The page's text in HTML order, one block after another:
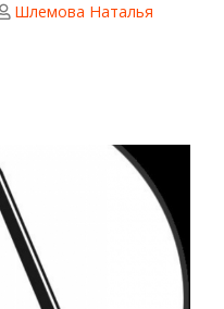
Шлемова Наталья